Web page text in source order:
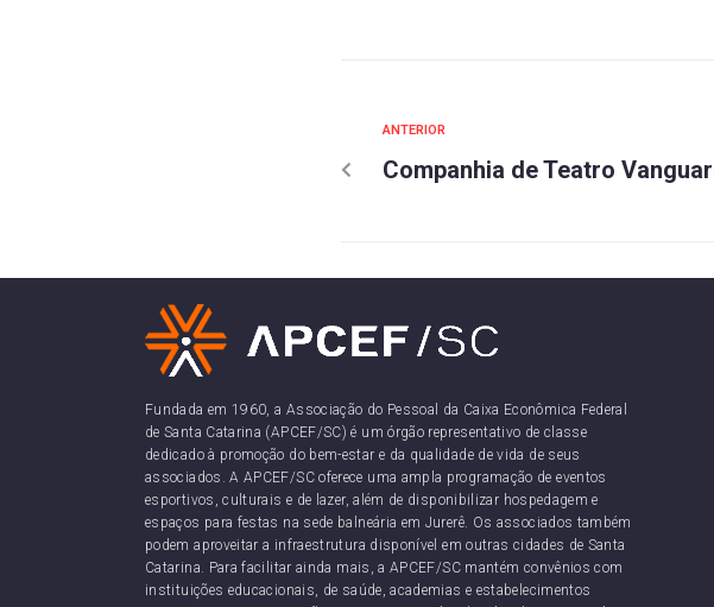
ANTERIOR
Companhia de Teatro
Fundada em 1960, a Associação do Pessoal da Caixa Econômica Federal
de Santa Catarina (APCEF/SC) é um órgão representativo de classe
dedicado à promoção do bem-estar e da qualidade de vida de seus
associados. A APCEF/SC oferece uma ampla programação de eventos
esportivos, culturais e de lazer, além de disponibilizar hospedagem e
espaços para festas na sede balneária em Jurerê. Os associados também
podem aproveitar a infraestrutura disponível em outras cidades de Santa
Catarina. Para facilitar ainda mais, a APCEF/SC mantém convênios com
instituições educacionais, de saúde, academias e estabelecimentos